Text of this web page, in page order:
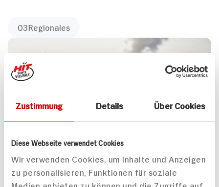
Zustimmung Details Über Cookies
Diese Webseite verwendet Cookies
Wir verwenden Cookies, um Inhalte und Anzeigen
zu personalisieren, Funktionen für soziale
Medien anbieten zu können und die Zugriffe auf
03Regionales